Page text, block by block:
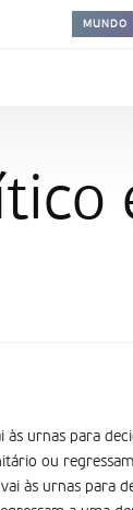
MUNDO
às urnas para
ou
às urnas para